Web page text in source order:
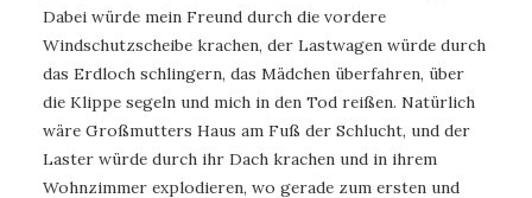
Dabei würde mein Freund durch die vordere
Windschutzscheibe krachen, der Lastwagen würde durch
das Erdloch schlingern, das Mädchen überfahren, über
die Klippe segeln und mich in den Tod reißen. Natürlich
wäre Großmutters Haus am Fuß der Schlucht, und der
Laster würde durch ihr Dach krachen und in ihrem
Wohnzimmer explodieren, wo gerade zum ersten und